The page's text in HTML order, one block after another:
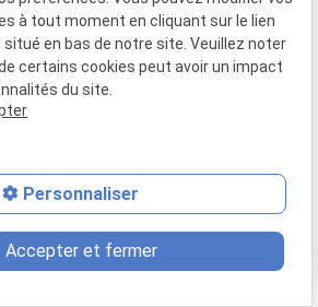
contact_page
Contact
phone
02 31 86 73 11
à tout moment en cliquant sur le lien
en bas de notre site. Veuillez noter
certains cookies peut avoir un impact
du site.
Personnaliser
Accepter et fermer